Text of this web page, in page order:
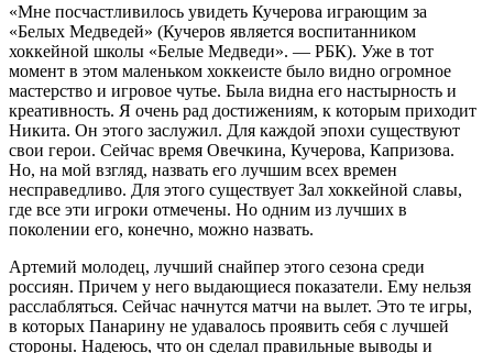
«Мне посчастливилось увидеть Кучерова играющим за
«Белых Медведей» (Кучеров является воспитанником
хоккейной школы «Белые Медведи». — РБК). Уже в тот
момент в этом маленьком хоккеисте было видно огромное
мастерство и игровое чутье. Была видна его настырность и
креативность. Я очень рад достижениям, к которым приходит
Никита. Он этого заслужил. Для каждой эпохи существуют
свои герои. Сейчас время Овечкина, Кучерова, Капризова.
Но, на мой взгляд, назвать его лучшим всех времен
несправедливо. Для этого существует Зал хоккейной славы,
где все эти игроки отмечены. Но одним из лучших в
поколении его, конечно, можно назвать.
Артемий молодец, лучший снайпер этого сезона среди
россиян. Причем у него выдающиеся показатели. Ему нельзя
расслабляться. Сейчас начнутся матчи на вылет. Это те игры,
в которых Панарину не удавалось проявить себя с лучшей
стороны. Надеюсь, что он сделал правильные выводы и